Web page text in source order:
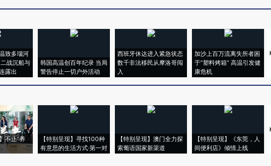
致多瑙河
战沉船与
露出
韩国高温创百年纪录 当局
警告停止一切户外活动
西班牙休达进入紧急状态
数千非法移民从摩洛哥闯
入
加沙上百万流离失所者困
于“塑料烤箱” 高温引发健
康危机
不止“养
【特别呈现】寻找100种
有意思的生活方式·第一对
【特别呈现】澳门全力探
索葡语国家新渠道
【特别呈现】《东莞，人
间便利店》倾情上线